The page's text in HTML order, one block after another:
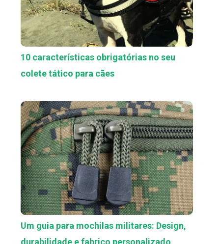
10 características obrigatórias no seu
colete tático para cães
Um guia para mochilas militares: Design,
durabilidade e fabrico personalizado